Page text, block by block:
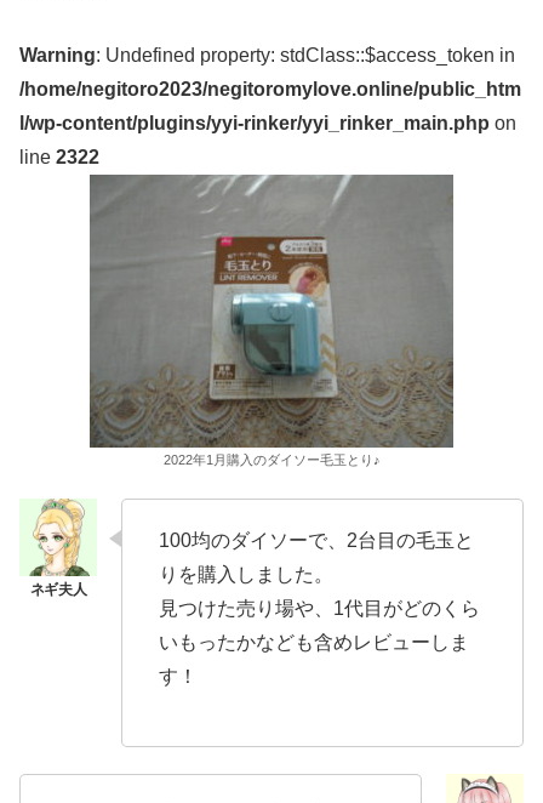
Warning: Undefined property: stdClass::$access_token in
/home/negitoro2023/negitoromylove.online/public_htm
l/wp-content/plugins/yyi-rinker/yyi_rinker_main.php on
line 2322
2022年1月購入のダイソー毛玉とり♪
100均のダイソーで、2台目の毛玉と
りを購入しました。
見つけた売り場や、1代目がどのくら
いもったかなども含めレビューしま
す！